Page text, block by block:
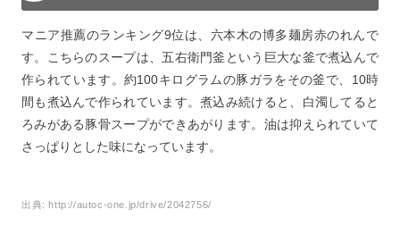
マニア推薦のランキング9位は、六本木の博多麺房赤のれんで
す。こちらのスープは、五右衛門釜という巨大な釜で煮込んで
作られています。約100キログラムの豚ガラをその釜で、10時
間も煮込んで作られています。煮込み続けると、白濁してると
ろみがある豚骨スープができあがります。油は抑えられていて
さっぱりとした味になっています。
出典:http://autoc-one.jp/drive/2042756/